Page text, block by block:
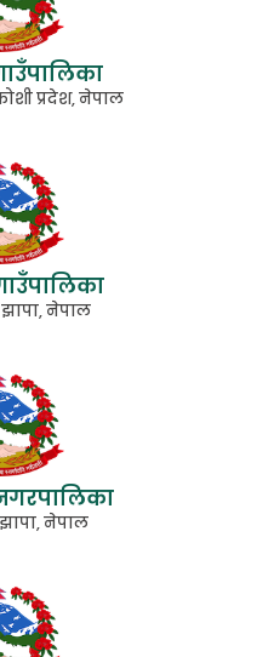
प्रदेश, नेपाल
नेपाल
नेपाल